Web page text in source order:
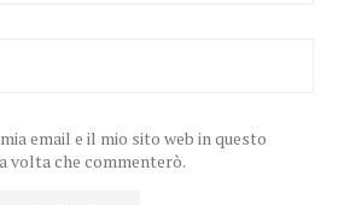
email e il mio sito web in questo
volta che commenterò.